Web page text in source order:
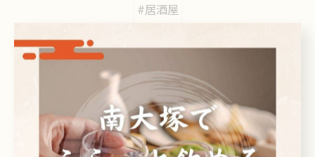
#居酒屋
カテゴリー Categories
全てのカテゴリー
日本酒